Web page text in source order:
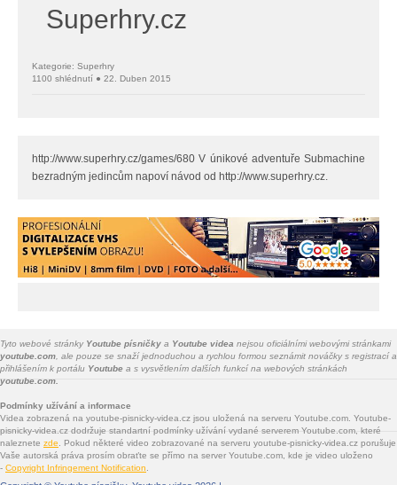
Superhry.cz
Kategorie: Superhry
1100 shlédnutí ● 22. Duben 2015
http://www.superhry.cz/games/680 V únikové adventuře Submachine
bezradným jedincům napoví návod od http://www.superhry.cz.
Tyto webové stránky Youtube písničky a Youtube videa nejsou oficiálními webovými stránkami
youtube.com , ale pouze se snaží jednoduchou a rychlou formou seznámit nováčky s registrací a
přihlášením k portálu Youtube a s vysvětlením dalších funkcí na webových stránkách
youtube.com.
Podmínky užívání a informace
Videa zobrazená na youtube-pisnicky-videa.cz jsou uložená na serveru Youtube.com. Youtube-
pisnicky-videa.cz dodržuje standartní podmínky užívání vydané serverem Youtube.com, které
naleznete zde . Pokud některé video zobrazované na serveru youtube-pisnicky-videa.cz porušuje
Vaše autorská práva prosím obraťte se přímo na server Youtube.com, kde je video uloženo
- Copyright Infringement Notification